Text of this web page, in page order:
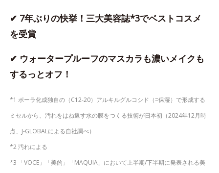
✔ 7年ぶりの快挙！三大美容誌*3でベストコスメ
を受賞
✔ ウォータープルーフのマスカラも濃いメイクも
するっとオフ！
*1 ポーラ化成独自の（C12-20）アルキルグルコシド（=保湿）で形成する
ミセルから、汚れをはね返す水の膜をつくる技術が日本初（2024年12月時
点、J-GLOBALによる自社調べ）
*2 汚れによる
*3 「VOCE」「美的」「MAQUIA」において上半期/下半期に発表される美